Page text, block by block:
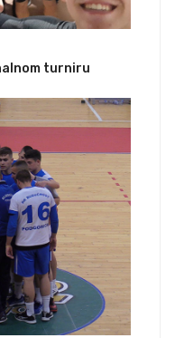
turniru